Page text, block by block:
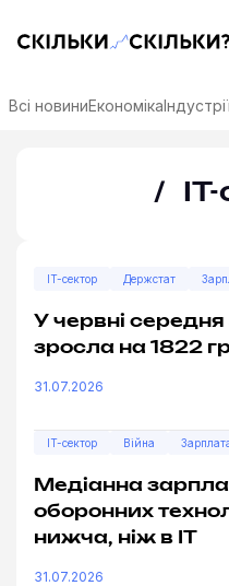
Скільки-скільки? —
Всі новиниЕкономіка
IT-сектор Держстат
У червні середня
зросла на 1822
31.07.2026
IT-сектор Війна
Медіанна
оборонних
нижча, ніж в ІТ
31.07.2026